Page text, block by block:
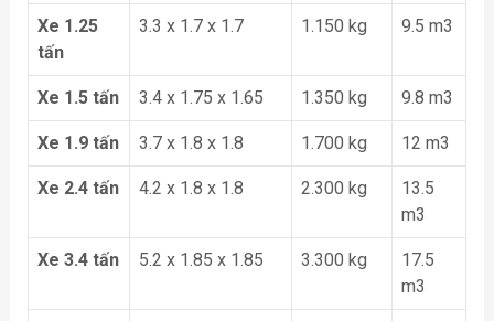
Xe 1.25
tấn
3.3 x 1.7 x 1.7 1.150 kg 9.5 m3
Xe 1.5 tấn 3.4 x 1.75 x 1.65 1.350 kg 9.8 m3
Xe 1.9 tấn 3.7 x 1.8 x 1.8 1.700 kg 12 m3
Xe 2.4 tấn 4.2 x 1.8 x 1.8 2.300 kg
13.5
m3
Xe 3.4 tấn 5.2 x 1.85 x 1.85 3.300 kg
17.5
m3